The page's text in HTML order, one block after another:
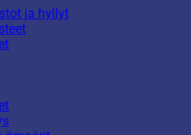
ja hyllyt